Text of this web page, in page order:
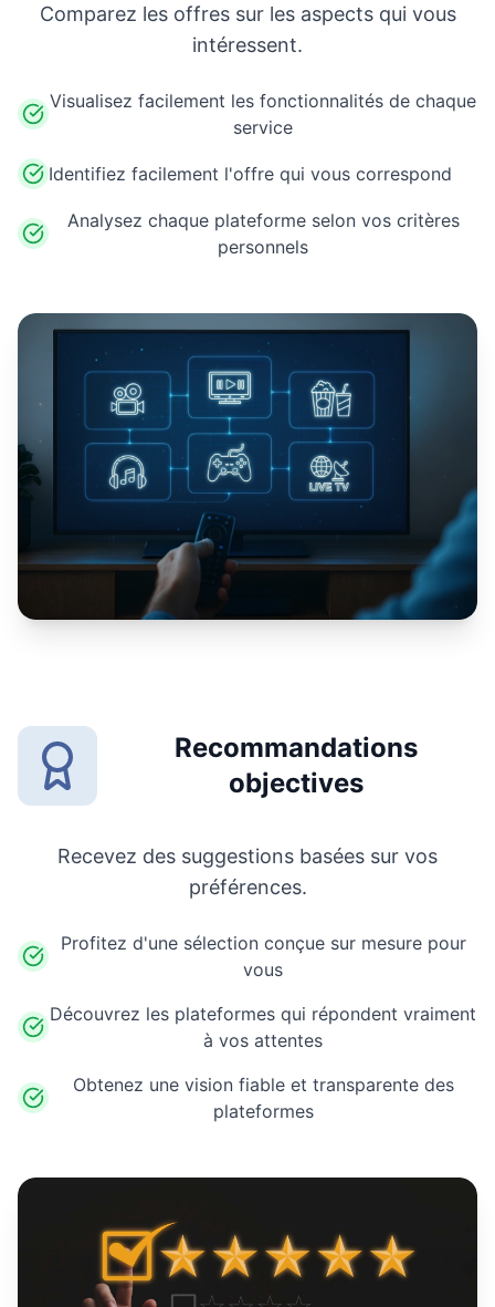
Comparez les offres sur les aspects qui vous
intéressent.
Visualisez facilement les fonctionnalités de chaque
service
Identifiez facilement l'offre qui vous correspond
Analysez chaque plateforme selon vos critères
personnels
Recommandations
objectives
Recevez des suggestions basées sur vos
préférences.
Profitez d'une sélection conçue sur mesure pour
vous
Découvrez les plateformes qui répondent vraiment
à vos attentes
Obtenez une vision fiable et transparente des
plateformes